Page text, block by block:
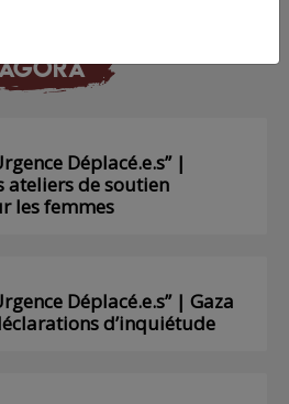
Déplacé.e.s” |
ateliers de soutien
les femmes
Déplacé.e.s” | Gaza
d’inquiétude